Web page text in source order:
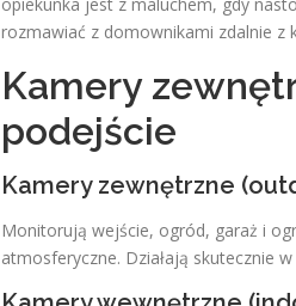
rozmawiać z domownikami zdalnie z
Kamery
podejście
Kamery zewnętrzne
Monitorują wejście, ogród, garaż i
atmosferyczne. Działają skutecznie